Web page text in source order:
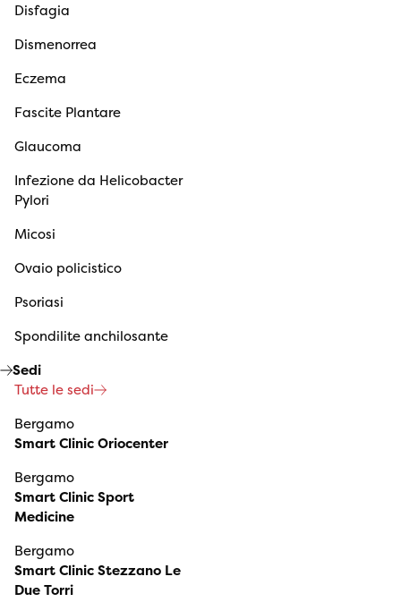
Disfagia
Dismenorrea
Eczema
Fascite Plantare
Glaucoma
Infezione da Helicobacter
Pylori
Micosi
Ovaio policistico
Psoriasi
Spondilite anchilosante
Sedi
Tutte le sedi
Bergamo
Smart Clinic Oriocenter
Bergamo
Smart Clinic Sport
Medicine
Bergamo
Smart Clinic Stezzano Le
Due Torri